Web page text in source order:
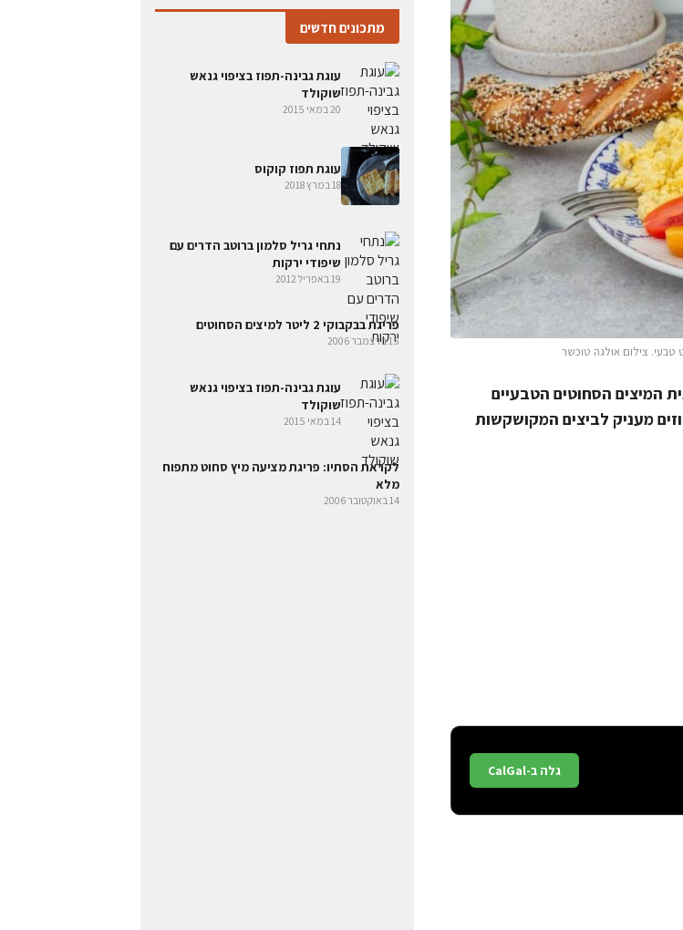
צילום אולגה טוכשר
המיצים הסחוטים הטבעיים
מעניק לביצים המקושקשות
גלה ב-CalGal
מתכונים חדשים
עוגת גבינה-תפוז בציפוי גנאש
שוקולד
20 במאי 2015
עוגת תפוז קוקוס
18 במרץ 2018
נתחי גריל סלמון ברוטב הדרים עם
שיפודי ירקות
19 באפריל 2012
פריגת בבקבוקי 2 ליטר למיצים הסחוטים
15 בדצמבר 2006
עוגת גבינה-תפוז בציפוי גנאש
שוקולד
14 במאי 2015
לקראת הסתיו: פריגת מציעה מיץ סחוט מתפוח
מלא
14 באוקטובר 2006